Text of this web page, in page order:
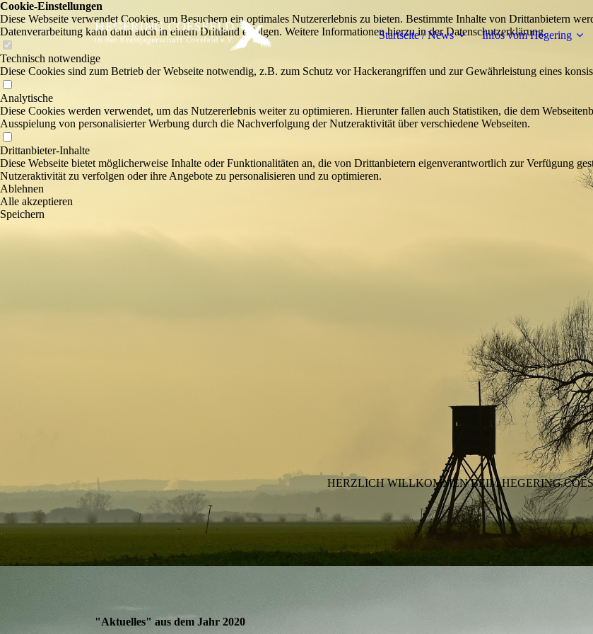
Startseite / News Infos vom Hegering
HERZLICH WILLKOMMEN BEIM HEGERING
"Aktuelles" aus dem Jahr 2020
Cookie-Einstellungen
Diese Webseite verwendet Cookies, um Besuchern ein optimales Nutzererlebnis zu bieten. Bestimmte Inhalte von Drittanbietern
Datenverarbeitung kann dann auch in einem Drittland erfolgen. Weitere Informationen hierzu in der Datenschutzerklärung.
Technisch notwendige
Diese Cookies sind zum Betrieb der Webseite notwendig, z.B. zum Schutz vor Hackerangriffen und zur Gewährleistung eines
Analytische
Diese Cookies werden verwendet, um das Nutzererlebnis weiter zu optimieren. Hierunter fallen auch Statistiken, die dem
Ausspielung von personalisierter Werbung durch die Nachverfolgung der Nutzeraktivität über verschiedene Webseiten.
Drittanbieter-Inhalte
Diese Webseite bietet möglicherweise Inhalte oder Funktionalitäten an, die von Drittanbietern eigenverantwortlich zur Verfügung
Nutzeraktivität zu verfolgen oder ihre Angebote zu personalisieren und zu optimieren.
Ablehnen
Alle akzeptieren
Speichern